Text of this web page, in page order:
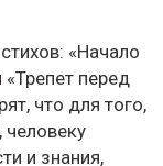
«Начало
«Трепет перед
что для того,
человеку
и знания,